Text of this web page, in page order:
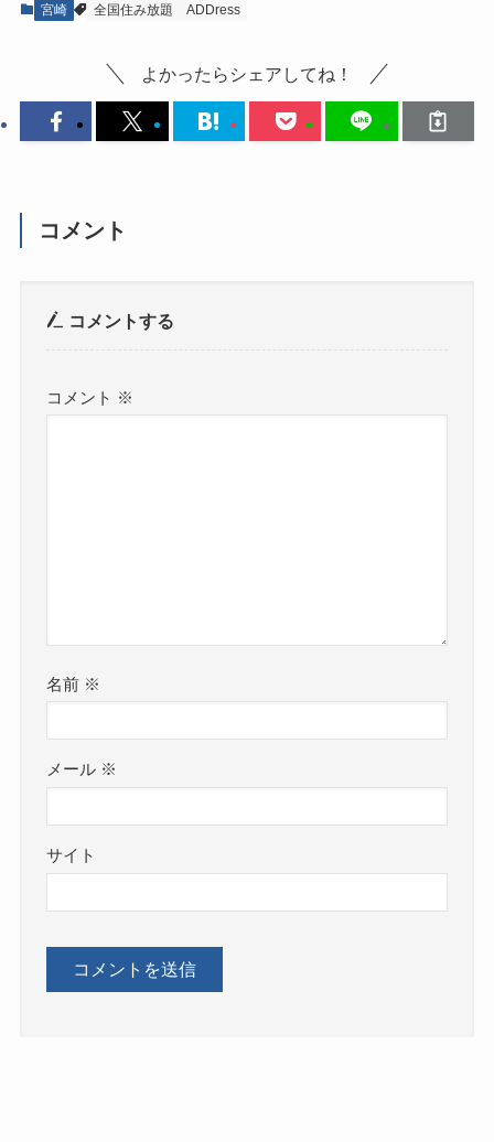
宮崎 全国住み放題 ADDress
よかったらシェアしてね！
コメント
コメントする
コメント ※
名前 ※
メール ※
サイト